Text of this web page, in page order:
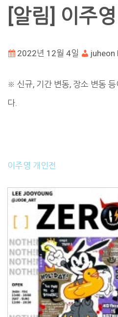
[알림] 이주
2022년 12월 4일 juheon
※ 신규, 기간 변동, 장소 변동 등
다.
이주영 개인전